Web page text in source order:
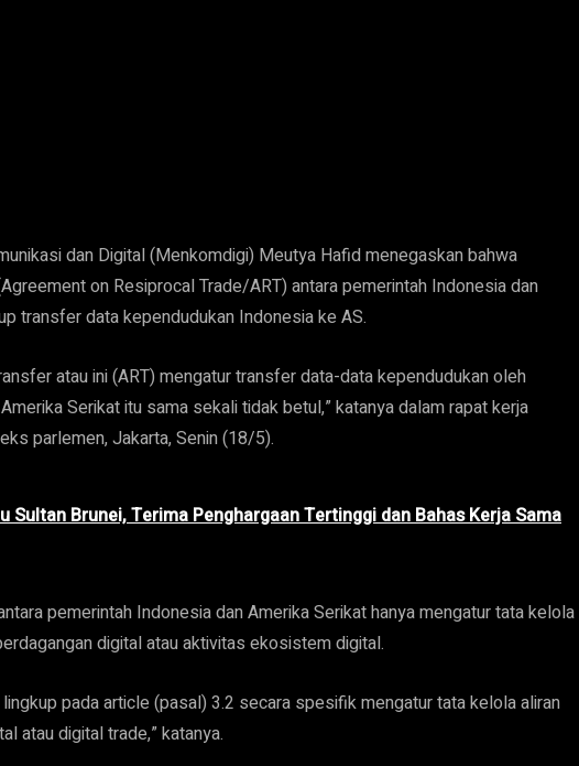
dan Digital (Menkomdigi) Meutya Hafid menegaskan bahwa
on Resiprocal Trade/ART) antara pemerintah Indonesia dan
transfer data kependudukan Indonesia ke AS.
atau ini (ART) mengatur transfer data-data kependudukan oleh
Serikat itu sama sekali tidak betul,” katanya dalam rapat kerja
parlemen, Jakarta, Senin (18/5).
Sultan Brunei, Terima Penghargaan Tertinggi dan Bahas Kerja Sama
pemerintah Indonesia dan Amerika Serikat hanya mengatur tata kelola
digital atau aktivitas ekosistem digital.
pada article (pasal) 3.2 secara spesifik mengatur tata kelola aliran
atau digital trade,” katanya.